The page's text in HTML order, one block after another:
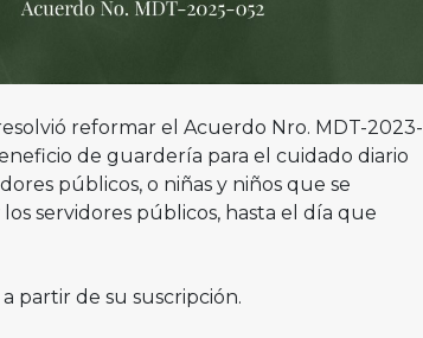
reformar el Acuerdo Nro. MDT-2023-
de guardería para el cuidado diario
públicos, o niñas y niños que se
servidores públicos, hasta el día que
partir de su suscripción.